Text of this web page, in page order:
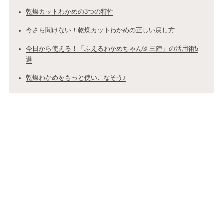
乾燥カットわかめの3つの特性
今さら聞けない！乾燥カットわかめの正しい戻し方
今日から使える！「ふえるわかめちゃん® 三陸」の活用術5
選
乾燥わかめをもっと使いこなそう♪